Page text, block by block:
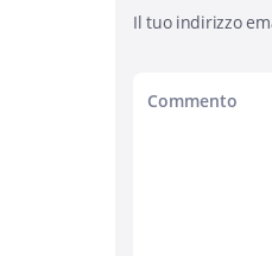
Il tuo indirizzo